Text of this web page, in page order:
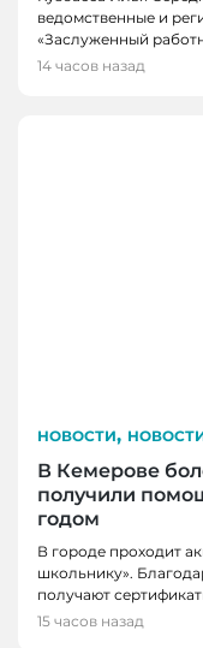
ведомственные и
«Заслуженный
14 часов назад
НОВОСТИ,
В Кемерове
получили
годом
В городе проходит
школьнику».
получают
15 часов назад